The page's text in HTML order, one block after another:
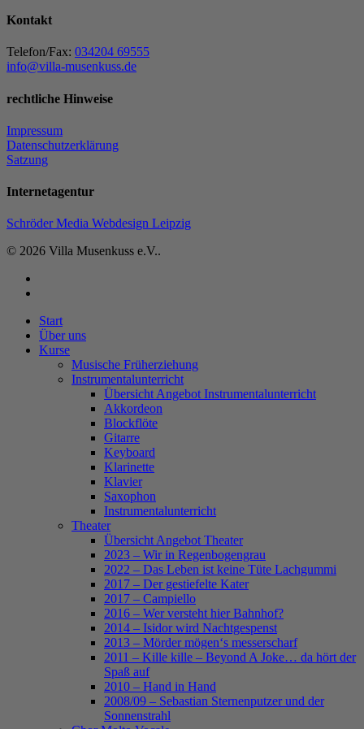
Kontakt
Telefon/Fax: 034204 69555
info@villa-musenkuss.de
rechtliche Hinweise
Impressum
Datenschutzerklärung
Satzung
Internetagentur
Schröder Media Webdesign Leipzig
© 2026 Villa Musenkuss e.V..
Close
Menu
Start
Über uns
Kurse
Musische Früherziehung
Instrumentalunterricht
Übersicht Angebot Instrumentalunterricht
Akkordeon
Blockflöte
Gitarre
Keyboard
Klarinette
Klavier
Saxophon
Instrumentalunterricht
Theater
Übersicht Angebot Theater
2023 – Wir in Regenbogengrau
2022 – Das Leben ist keine Tüte Lachgummi
2017 – Der gestiefelte Kater
2017 – Campiello
2016 – Wer versteht hier Bahnhof?
2014 – Isidor wird Nachtgespenst
2013 – Mörder mögen‘s messerscharf
2011 – Kille kille – Beyond A Joke… da hört der
Spaß auf
2010 – Hand in Hand
2008/09 – Sebastian Sternenputzer und der
Sonnenstrahl